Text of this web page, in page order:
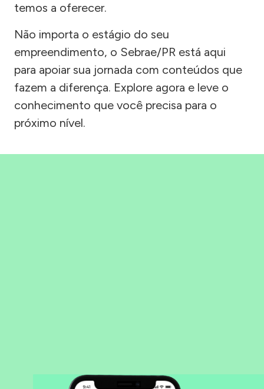
temos a oferecer.
Não importa o estágio do seu
empreendimento, o Sebrae/PR está aqui
para apoiar sua jornada com conteúdos que
fazem a diferença. Explore agora e leve o
conhecimento que você precisa para o
próximo nível.